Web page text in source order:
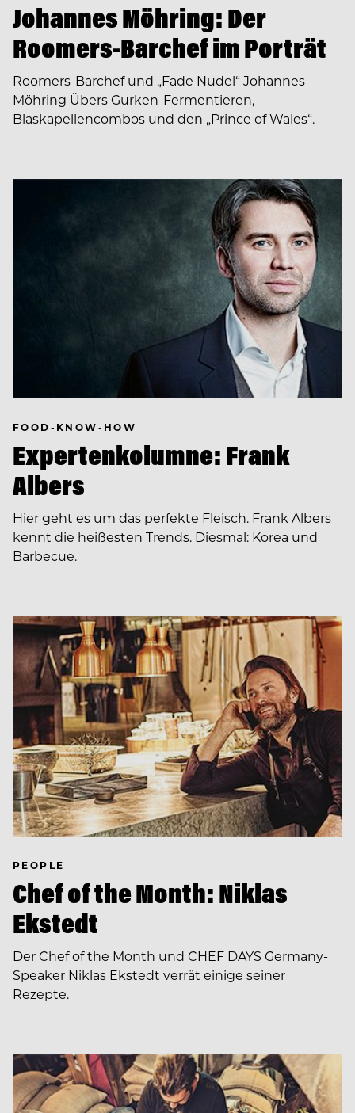
Johannes Möhring: Der
Roomers-Barchef im Porträt
Roomers-Barchef und „Fade Nudel“ Johannes
Möhring Übers Gurken-Fermentieren,
Blaskapellencombos und den „Prince of Wales“.
FOOD-KNOW-HOW
Expertenkolumne: Frank
Albers
Hier geht es um das perfekte Fleisch. Frank Albers
kennt die heißesten Trends. Diesmal: Korea und
Barbecue.
PEOPLE
Chef of the Month: Niklas
Ekstedt
Der Chef of the Month und CHEF DAYS Germany-
Speaker Niklas Ekstedt verrät einige seiner
Rezepte.